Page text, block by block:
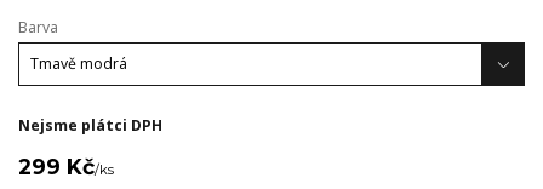
Barva
Nejsme plátci DPH
299 Kč/ks